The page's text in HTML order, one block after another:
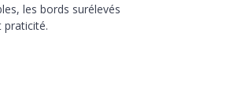
les bords surélevés